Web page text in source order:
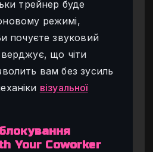
трейнер буде
режимі,
почуєте звуковий
що чіти
вам без зусиль
візуальної
Your Coworker